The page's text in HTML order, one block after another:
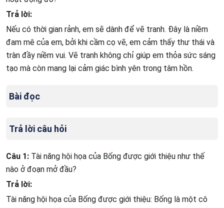
Trả lời:
Nếu có thời gian rảnh, em sẽ dành để vẽ tranh. Đây là niềm
đam mê của em, bởi khi cầm cọ vẽ, em cảm thấy thư thái và
tràn đầy niềm vui. Vẽ tranh không chỉ giúp em thỏa sức sáng
tạo mà còn mang lại cảm giác bình yên trong tâm hồn.
Bài đọc
Trả lời câu hỏi
Câu 1: Tài năng hội họa của Bống được giới thiệu như thế
nào ở đoạn mở đầu?
Trả lời:
Tài năng hội họa của Bống được giới thiệu: Bống là một cô